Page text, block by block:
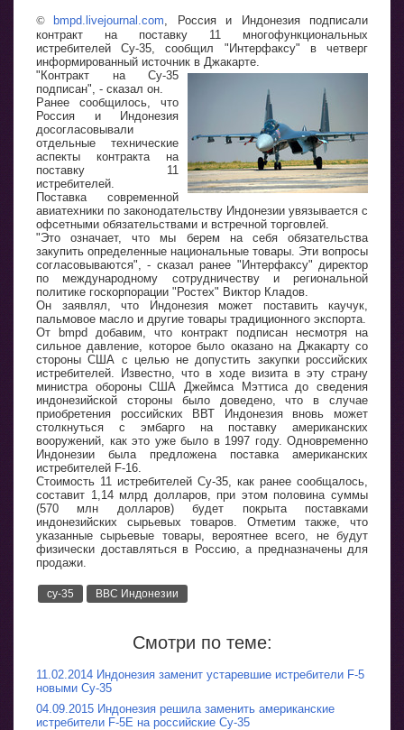
© bmpd.livejournal.com , Россия и Индонезия подписали
контракт на поставку 11 многофункциональных
истребителей Су-35, сообщил "Интерфаксу" в четверг
информированный источник в Джакарте.
"Контракт на Су-35
подписан", - сказал он.
Ранее сообщилось, что
Россия и Индонезия
досогласовывали
отдельные технические
аспекты контракта на
поставку 11
истребителей.
Поставка современной
авиатехники по законодательству Индонезии увязывается с
офсетными обязательствами и встречной торговлей.
"Это означает, что мы берем на себя обязательства
закупить определенные национальные товары. Эти вопросы
согласовываются", - сказал ранее "Интерфаксу" директор
по международному сотрудничеству и региональной
политике госкорпорации "Ростех" Виктор Кладов.
Он заявлял, что Индонезия может поставить каучук,
пальмовое масло и другие товары традиционного экспорта.
От bmpd добавим, что контракт подписан несмотря на
сильное давление, которое было оказано на Джакарту со
стороны США с целью не допустить закупки российских
истребителей. Известно, что в ходе визита в эту страну
министра обороны США Джеймса Мэттиса до сведения
индонезийской стороны было доведено, что в случае
приобретения российских ВВТ Индонезия вновь может
столкнуться с эмбарго на поставку американских
вооружений, как это уже было в 1997 году. Одновременно
Индонезии была предложена поставка американских
истребителей F-16.
Cтоимость 11 истребителей Су-35, как ранее сообщалось,
составит 1,14 млрд долларов, при этом половина суммы
(570 млн долларов) будет покрыта поставками
индонезийских сырьевых товаров. Отметим также, что
указанные сырьевые товары, вероятнее всего, не будут
физически доставляться в Россию, а предназначены для
продажи.
су-35 ВВС Индонезии
Смотри по теме:
11.02.2014 Индонезия заменит устаревшие истребители F-5
новыми Су-35
04.09.2015 Индонезия решила заменить американские
истребители F-5E на российские Су-35